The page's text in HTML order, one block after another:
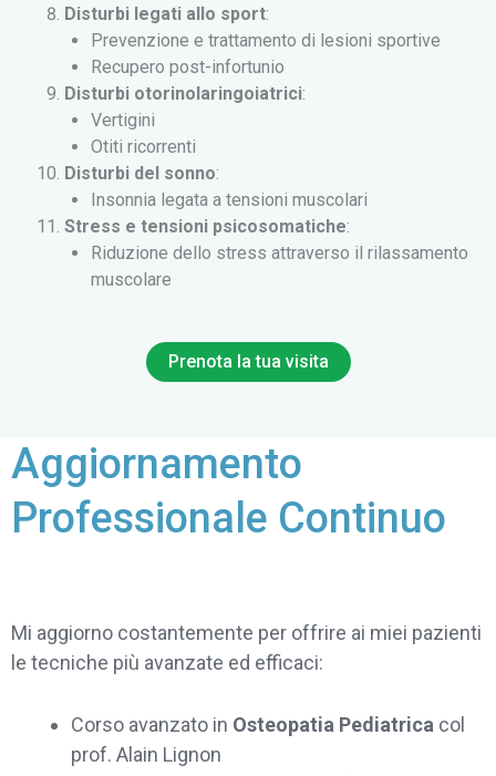
Disturbi legati allo sport:
Prevenzione e trattamento di lesioni sportive
Recupero post-infortunio
Disturbi otorinolaringoiatrici:
Vertigini
Otiti ricorrenti
Disturbi del sonno:
Insonnia legata a tensioni muscolari
Stress e tensioni psicosomatiche:
Riduzione dello stress attraverso il rilassamento
muscolare
Prenota la tua visita
Aggiornamento
Professionale Continuo
Mi aggiorno costantemente per offrire ai miei pazienti
le tecniche più avanzate ed efficaci:
Corso avanzato in Osteopatia Pediatrica col
prof. Alain Lignon